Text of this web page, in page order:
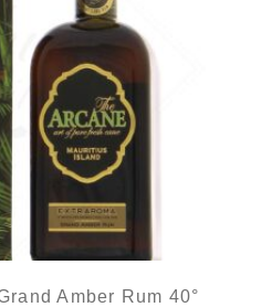
Amber Rum 40°